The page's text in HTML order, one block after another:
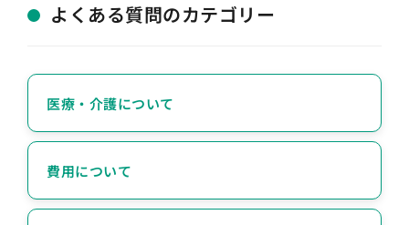
よくある質問のカテゴリー
医療・介護について
費用について